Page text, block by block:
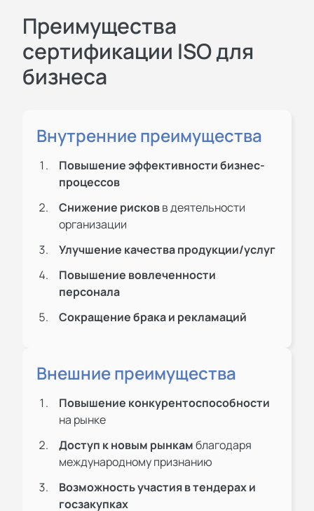
Преимущества
сертификации ISO для
бизнеса
Внутренние преимущества
Повышение эффективности бизнес-
процессов
Снижение рисковв деятельности
организации
Улучшение качества продукции/услуг
Повышение вовлеченности
персонала
Сокращение брака и рекламаций
Внешние преимущества
Повышение конкурентоспособности
на рынке
Доступ к новым рынкамблагодаря
международному признанию
Возможность участия в тендерах и
госзакупках